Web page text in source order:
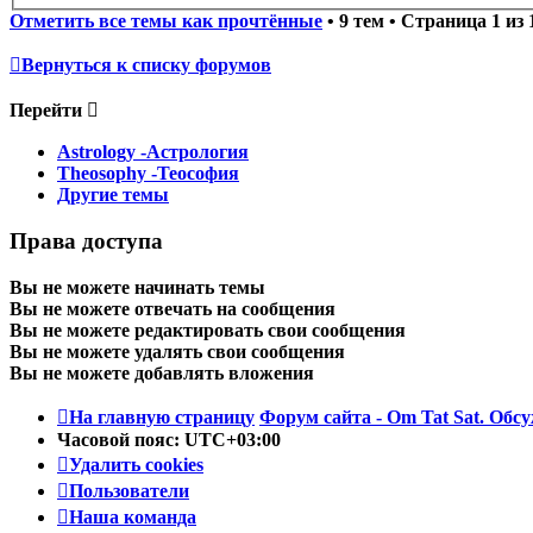
Отметить все темы как прочтённые • 9 тем • Страница 1 из
Вернуться к списку форумов
Перейти
Astrology -Астрология
Theosophy -Теософия
Другие темы
Права доступа
Вы не можете начинать темы
Вы не можете отвечать на сообщения
Вы не можете редактировать свои сообщения
Вы не можете удалять свои сообщения
Вы не можете добавлять вложения
На главную страницу Форум сайта - Om Tat Sat.
Часовой пояс: UTC+03:00
Удалить cookies
Пользователи
Наша команда